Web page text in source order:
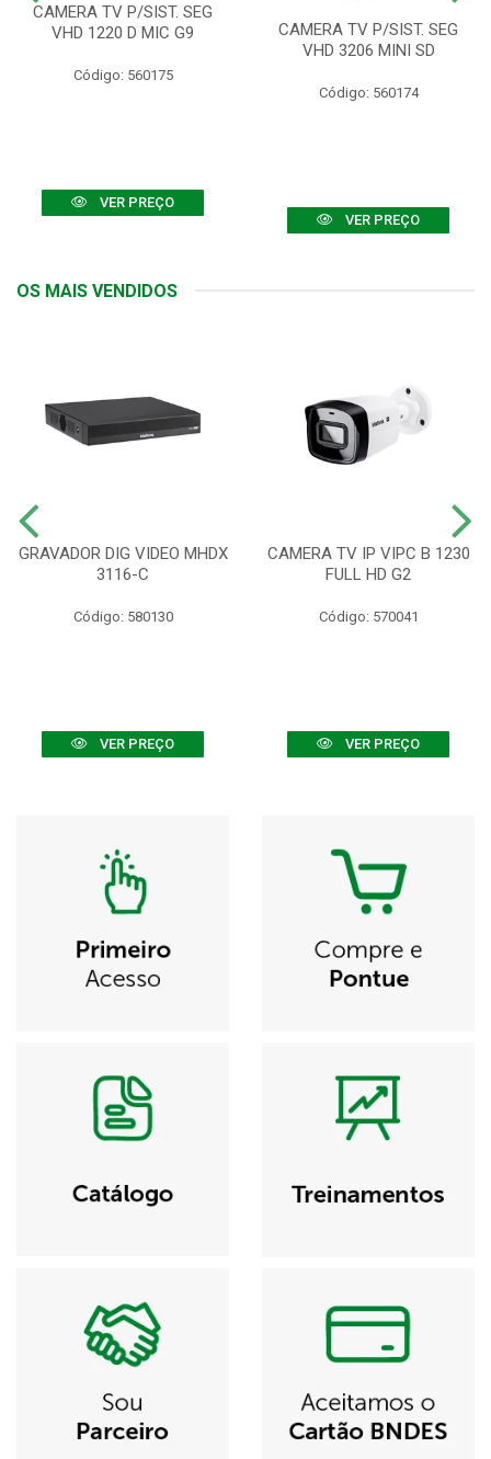
CAMERA TV P/SIST. SEG
VHD 1220 D MIC G9
Código: 560175
VER PREÇO
CAMERA TV P/SIST. SEG
VHD 3206 MINI SD
Código: 560174
VER PREÇO
OS MAIS VENDIDOS
GRAVADOR DIG VIDEO MHDX
3116-C
Código: 580130
VER PREÇO
CAMERA TV IP VIPC B 1230
FULL HD G2
Código: 570041
VER PREÇO